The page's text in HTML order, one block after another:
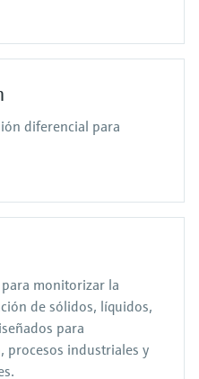
diferencial para
monitorizar la
de sólidos, líquidos,
para
procesos industriales y